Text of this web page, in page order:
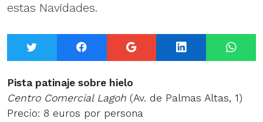
estas Navidades.
Twitter Facebook Google+
Pista patinaje sobre hielo
Centro Comercial Lagoh (Av. de Palmas Altas, 1)
Precio: 8 euros por persona